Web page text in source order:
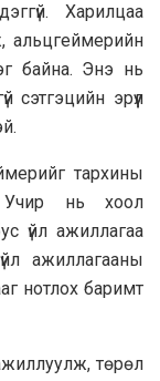
Харилцаа
альцгеймерийн
байна. Энэ нь
сэтгэцийн эрүүл
тархины
нь хоол
үйл ажиллагаа
ажиллагааны
нотлох баримт
төрөл